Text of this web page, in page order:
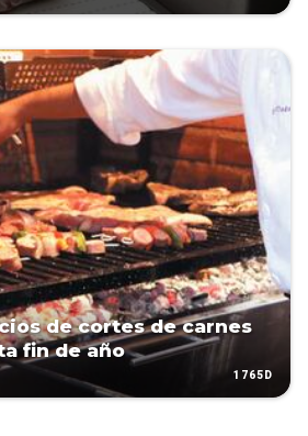
de cortes de carnes
fin de año
1765D